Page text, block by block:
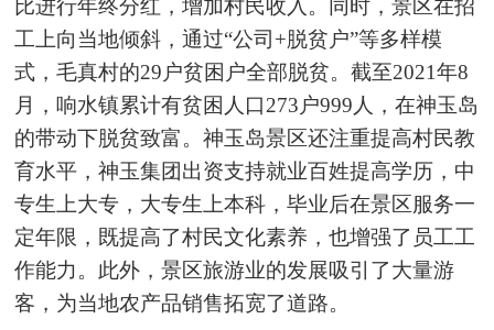
比进行年终分红，增加村民收入。同时，景区在招
工上向当地倾斜，通过“公司+脱贫户”等多样模
式，毛真村的29户贫困户全部脱贫。截至2021年8
月，响水镇累计有贫困人口273户999人，在神玉岛
的带动下脱贫致富。神玉岛景区还注重提高村民教
育水平，神玉集团出资支持就业百姓提高学历，中
专生上大专，大专生上本科，毕业后在景区服务一
定年限，既提高了村民文化素养，也增强了员工工
作能力。此外，景区旅游业的发展吸引了大量游
客，为当地农产品销售拓宽了道路。